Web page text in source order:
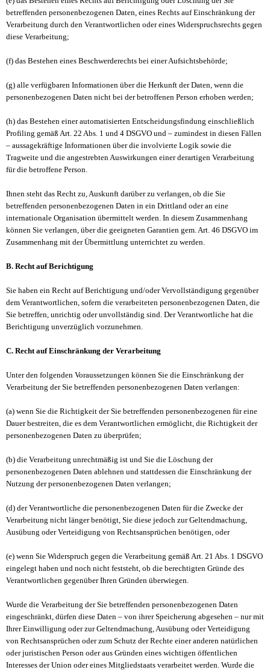
betreffenden personenbezogenen Daten, eines Rechts auf Einschränkung der
Verarbeitung durch den Verantwortlichen oder eines Widerspruchsrechts gegen
diese Verarbeitung;
(f) das Bestehen eines Beschwerderechts bei einer Aufsichtsbehörde;
(g) alle verfügbaren Informationen über die Herkunft der Daten, wenn die
personenbezogenen Daten nicht bei der betroffenen Person erhoben werden;
(h) das Bestehen einer automatisierten Entscheidungsfindung einschließlich
Profiling gemäß Art. 22 Abs. 1 und 4 DSGVO und – zumindest in diesen Fällen
– aussagekräftige Informationen über die involvierte Logik sowie die
Tragweite und die angestrebten Auswirkungen einer derartigen Verarbeitung
für die betroffene Person.
Ihnen steht das Recht zu, Auskunft darüber zu verlangen, ob die Sie
betreffenden personenbezogenen Daten in ein Drittland oder an eine
internationale Organisation übermittelt werden. In diesem Zusammenhang
können Sie verlangen, über die geeigneten Garantien gem. Art. 46 DSGVO im
Zusammenhang mit der Übermittlung unterrichtet zu werden.
B. Recht auf Berichtigung
Sie haben ein Recht auf Berichtigung und/oder Vervollständigung gegenüber
dem Verantwortlichen, sofern die verarbeiteten personenbezogenen Daten, die
Sie betreffen, unrichtig oder unvollständig sind. Der Verantwortliche hat die
Berichtigung unverzüglich vorzunehmen.
C. Recht auf Einschränkung der Verarbeitung
Unter den folgenden Voraussetzungen können Sie die Einschränkung der
Verarbeitung der Sie betreffenden personenbezogenen Daten verlangen:
(a) wenn Sie die Richtigkeit der Sie betreffenden personenbezogenen für eine
Dauer bestreiten, die es dem Verantwortlichen ermöglicht, die Richtigkeit der
personenbezogenen Daten zu überprüfen;
(b) die Verarbeitung unrechtmäßig ist und Sie die Löschung der
personenbezogenen Daten ablehnen und stattdessen die Einschränkung der
Nutzung der personenbezogenen Daten verlangen;
(d) der Verantwortliche die personenbezogenen Daten für die Zwecke der
Verarbeitung nicht länger benötigt, Sie diese jedoch zur Geltendmachung,
Ausübung oder Verteidigung von Rechtsansprüchen benötigen, oder
(e) wenn Sie Widerspruch gegen die Verarbeitung gemäß Art. 21 Abs. 1 DSGVO
eingelegt haben und noch nicht feststeht, ob die berechtigten Gründe des
Verantwortlichen gegenüber Ihren Gründen überwiegen.
Wurde die Verarbeitung der Sie betreffenden personenbezogenen Daten
eingeschränkt, dürfen diese Daten – von ihrer Speicherung abgesehen – nur mit
Ihrer Einwilligung oder zur Geltendmachung, Ausübung oder Verteidigung
von Rechtsansprüchen oder zum Schutz der Rechte einer anderen natürlichen
oder juristischen Person oder aus Gründen eines wichtigen öffentlichen
Interesses der Union oder eines Mitgliedstaats verarbeitet werden. Wurde die